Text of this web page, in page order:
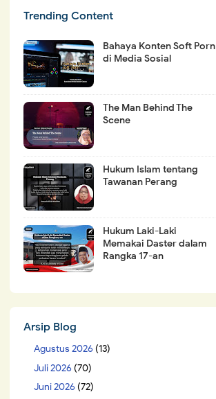
Trending Content
Bahaya Konten Soft Porn
di Media Sosial
The Man Behind The
Scene
Hukum Islam tentang
Tawanan Perang
Hukum Laki-Laki
Memakai Daster dalam
Rangka 17-an
Arsip Blog
Agustus 2026 (13)
Juli 2026 (70)
Juni 2026 (72)